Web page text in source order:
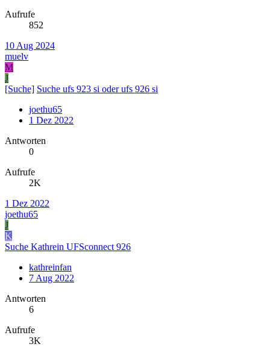
Aufrufe
852
10 Aug 2024
muelv
M
J
[Suche] Suche ufs 923 si oder ufs 926 si
joethu65
1 Dez 2022
Antworten
0
Aufrufe
2K
1 Dez 2022
joethu65
J
K
Suche Kathrein UFSconnect 926
kathreinfan
7 Aug 2022
Antworten
6
Aufrufe
3K